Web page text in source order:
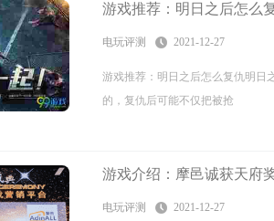
游戏推荐：明日之后怎么
电玩评测 2021-12-27
游戏推荐：明日之后怎么复仇明日
的，复仇后可能不仅把被抢
游戏介绍：摩邑诚获天府
电玩评测 2021-12-27